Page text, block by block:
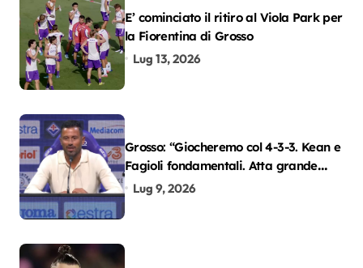
E’ cominciato il ritiro al Viola Park per
la Fiorentina di Grosso
Lug 13, 2026
Grosso: “Giocheremo col 4-3-3. Kean e
Fagioli fondamentali. Atta grande
colpo”
Lug 9, 2026